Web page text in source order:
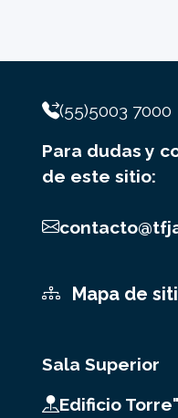
(55)5003 7000
Para dudas y
de este sitio:
Mapa de
Sala Superior
Edificio